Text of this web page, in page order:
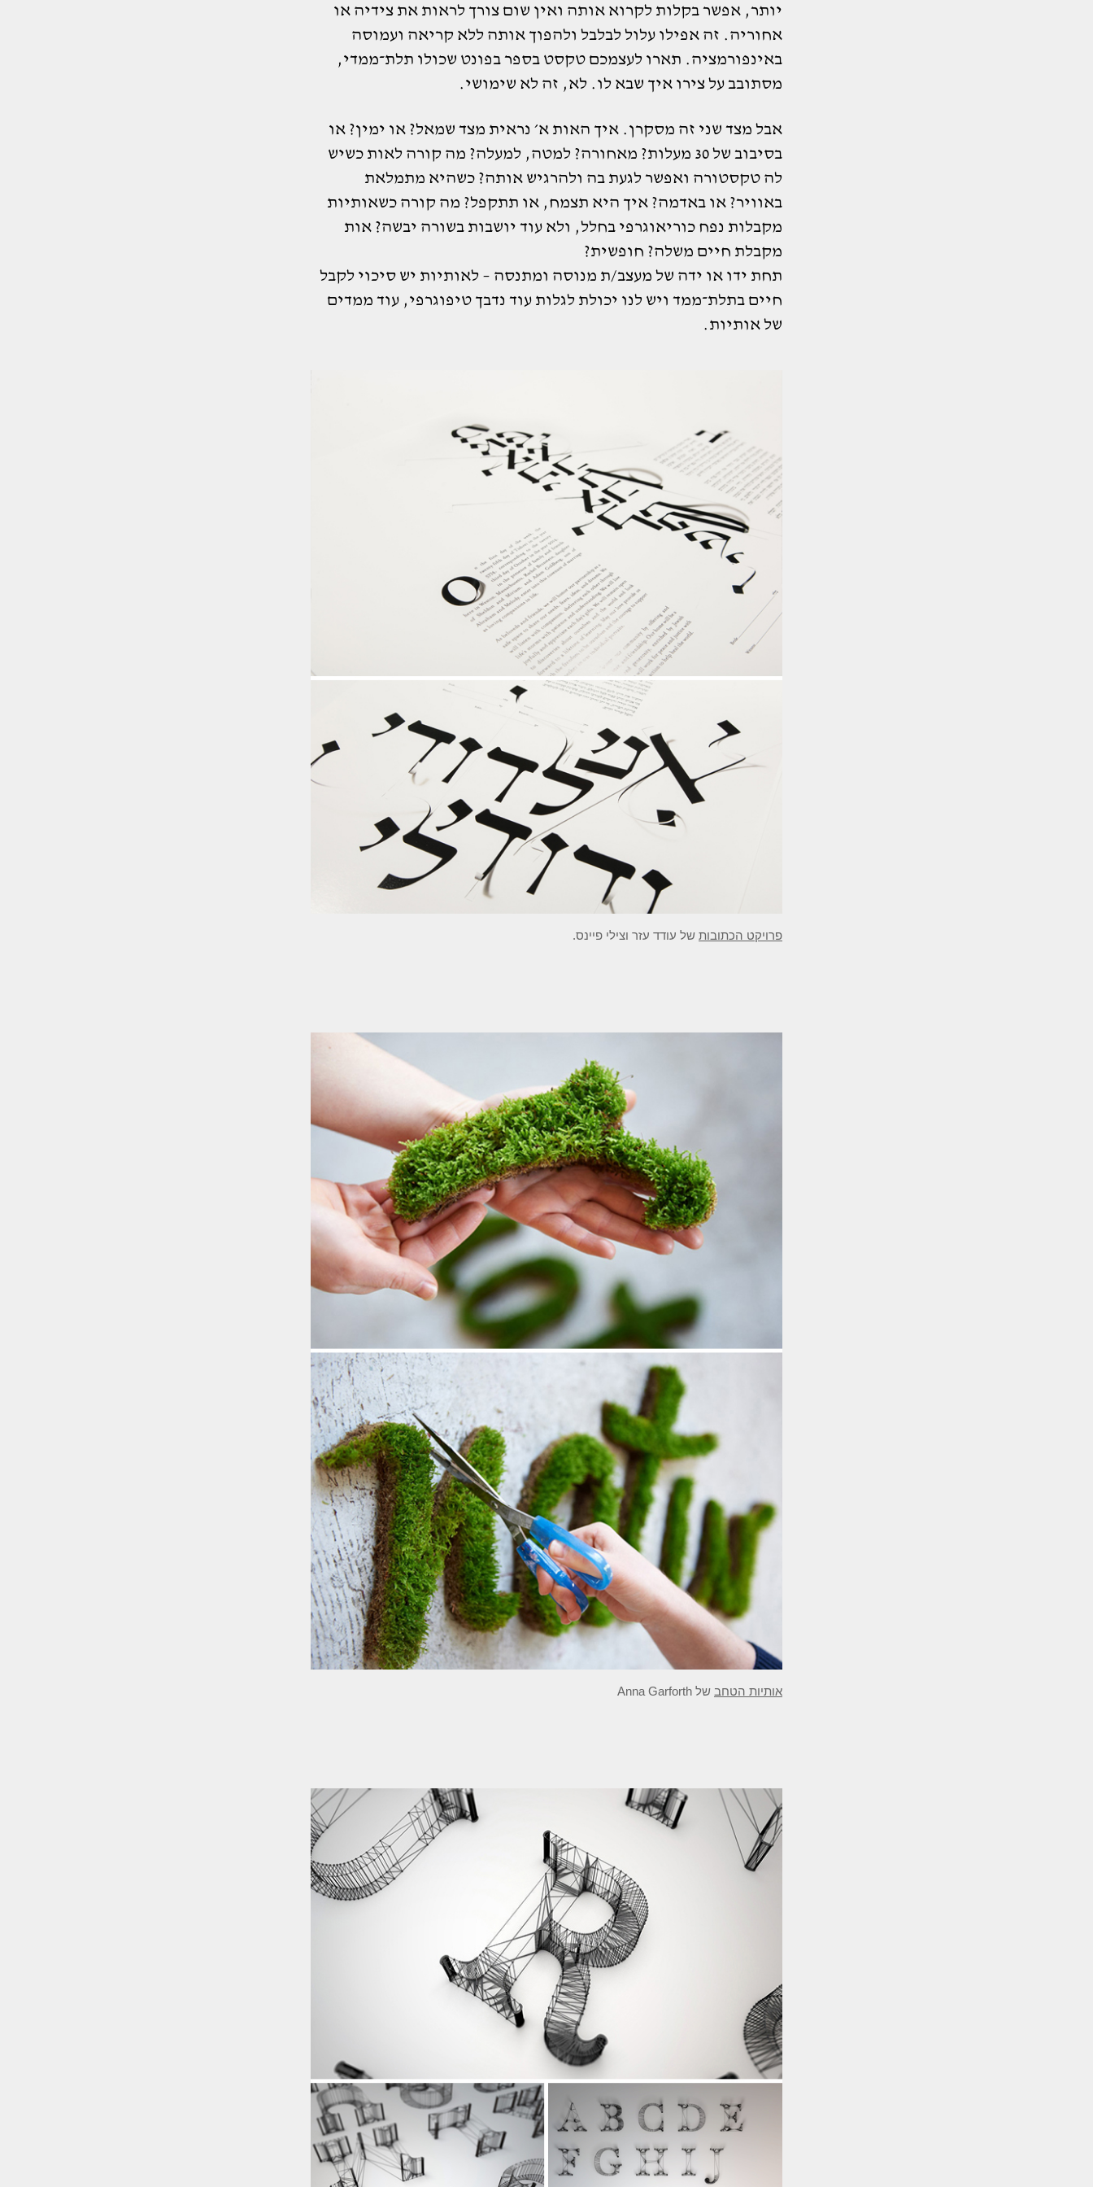
יותר, אפשר בקלות לקרוא אותה ואין שום צורך לראות את צידיה או
אחוריה. זה אפילו עלול לבלבל ולהפוך אותה ללא קריאה ועמוסה
באינפורמציה. תארו לעצמכם טקסט בספר בפונט שכולו תלת־ממדי,
מסתובב על צירו איך שבא לו. לא, זה לא שימושי.
אבל מצד שני זה מסקרן. איך האות א׳ נראית מצד שמאל? או ימין? או
בסיבוב של 30 מעלות? מאחורה? למטה, למעלה? מה קורה לאות כשיש
לה טקסטורה ואפשר לגעת בה ולהרגיש אותה? כשהיא מתמלאת
באוויר? או באדמה? איך היא תצמח, או תתקפל? מה קורה כשאותיות
מקבלות נפח כוריאוגרפי בחלל, ולא עוד יושבות בשורה יבשה? אות
מקבלת חיים משלה? חופשית?
תחת ידו או ידה של מעצב/ת מנוסה ומתנסה – לאותיות יש סיכוי לקבל
חיים בתלת־ממד ויש לנו יכולת לגלות עוד נדבך טיפוגרפי, עוד ממדים
של אותיות.
פרויקט הכתובות של עודד עזר וצילי פיינס.
אותיות הטחב של Anna Garforth